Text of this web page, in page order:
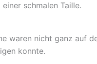
schmalen Taille.
waren nicht ganz auf
konnte.